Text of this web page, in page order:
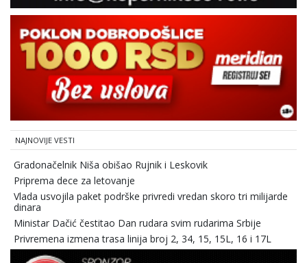
NAJNOVIJE VESTI
Gradonačelnik Niša obišao Rujnik i Leskovik
Priprema dece za letovanje
Vlada usvojila paket podrške privredi vredan skoro tri milijarde
dinara
Ministar Dačić čestitao Dan rudara svim rudarima Srbije
Privremena izmena trasa linija broj 2, 34, 15, 15L, 16 i 17L